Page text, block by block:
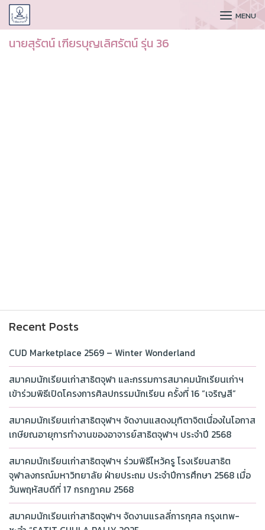
CUDAA MENU
นายสุรัตน์ เฑียรบุญเลิศรัตน์ รุ่น 36
Recent Posts
CUD Marketplace 2569 – Winter Wonderland
สมาคมนักเรียนเก่าสาธิตจุฬา และกรรมการสมาคมนักเรียนเก่าฯ
เข้าร่วมพิธีเปิดโครงการศิลปกรรมนักเรียน ครั้งที่ 16 “เจริญสี”
สมาคมนักเรียนเก่าสาธิตจุฬาฯ จัดงานแสดงมุทิตาจิตเนื่องในโอกาส
เกษียณอายุการทำงานของอาจารย์สาธิตจุฬาฯ ประจำปี 2568
สมาคมนักเรียนเก่าสาธิตจุฬาฯ ร่วมพิธีไหว้ครู โรงเรียนสาธิต
จุฬาลงกรณ์มหาวิทยาลัย ฝ่ายประถม ประจำปีการศึกษา 2568 เมื่อ
วันพฤหัสบดีที่ 17 กรกฎาคม 2568
สมาคมนักเรียนเก่าสาธิตจุฬาฯ จัดงานแรลลี่การกุศล กรุงเทพ-